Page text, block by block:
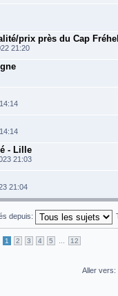
prix près du Cap
21:20
- Lille
21:03
21:04
depuis:
1 2 3 4 5 12
Aller vers: